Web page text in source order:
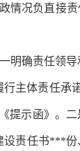
情况负直接
明确责任领
主体责任承
提示函》。
设责任书***份